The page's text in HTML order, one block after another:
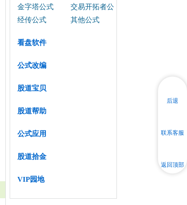
金字塔公式
交易开拓者公
式
经传公式 其他公式
看盘软件
公式改编
股道宝贝
股道帮助
公式应用
股道拾金
VIP园地
后退
联系客服
返回顶部